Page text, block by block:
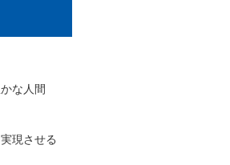
な人間
現させる